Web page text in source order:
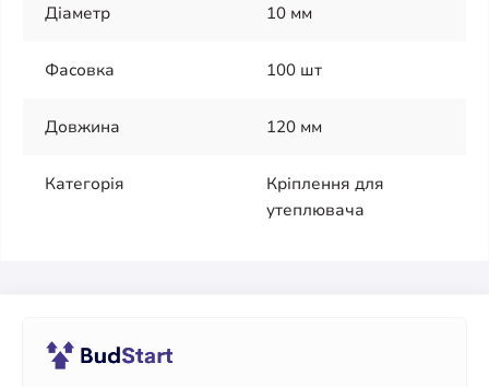
Діаметр 10 мм
Фасовка 100 шт
Довжина 120 мм
Категорія
Кріплення для
утеплювача